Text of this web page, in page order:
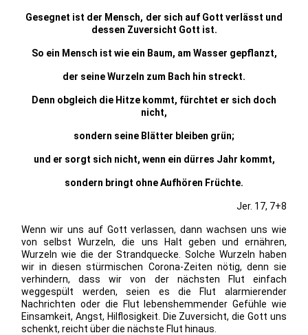
Gesegnet ist der Mensch, der sich auf Gott verlässt und
dessen Zuversicht Gott ist.
So ein Mensch ist wie ein Baum, am Wasser gepflanzt,
der seine Wurzeln zum Bach hin streckt.
Denn obgleich die Hitze kommt, fürchtet er sich doch
nicht,
sondern seine Blätter bleiben grün;
und er sorgt sich nicht, wenn ein dürres Jahr kommt,
sondern bringt ohne Aufhören Früchte.
Jer. 17, 7+8
Wenn wir uns auf Gott verlassen, dann wachsen uns wie
von selbst Wurzeln, die uns Halt geben und ernähren,
Wurzeln wie die der Strandquecke. Solche Wurzeln haben
wir in diesen stürmischen Corona-Zeiten nötig, denn sie
verhindern, dass wir von der nächsten Flut einfach
weggespült werden, seien es die Flut alarmierender
Nachrichten oder die Flut lebenshemmender Gefühle wie
Einsamkeit, Angst, Hilflosigkeit. Die Zuversicht, die Gott uns
schenkt, reicht über die nächste Flut hinaus.